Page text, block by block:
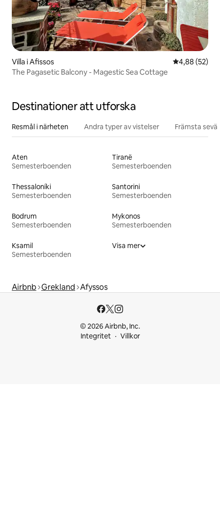
Villa i Afissos 4,88 av 5 i
4,88 (52)
The Pagasetic Balcony - Magestic Sea Cottage
Destinationer att utforska
Resmål i närheten Andra typer av vistelser Främsta
Aten
Semesterboenden
Tiranë
Semesterboenden
Thessaloníki
Semesterboenden
Santorini
Semesterboenden
Bodrum
Semesterboenden
Mykonos
Semesterboenden
Ksamil
Semesterboenden
Visa mer
Airbnb Grekland Afyssos
© 2026 Airbnb, Inc.
Integritet
Villkor